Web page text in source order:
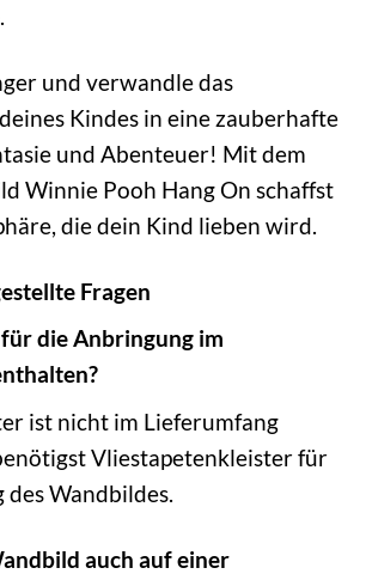
und verwandle das
Kindes in eine zauberhafte
und Abenteuer! Mit dem
Winnie Pooh Hang On schaffst
die dein Kind lieben wird.
Fragen
die Anbringung im
ist nicht im Lieferumfang
Vliestapetenkleister für
Wandbildes.
auch auf einer